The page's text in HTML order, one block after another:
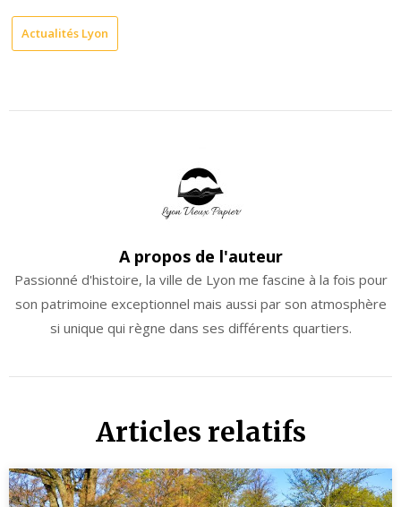
Actualités Lyon
A propos de l'auteur
Passionné d'histoire, la ville de Lyon me fascine à la fois pour
son patrimoine exceptionnel mais aussi par son atmosphère
si unique qui règne dans ses différents quartiers.
Articles relatifs